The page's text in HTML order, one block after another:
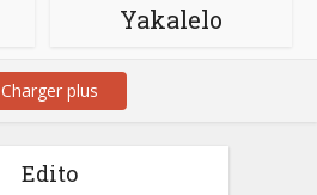
Yakalelo
Charger plus
Edito